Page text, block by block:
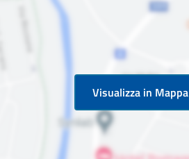
Visualizza in Mappa